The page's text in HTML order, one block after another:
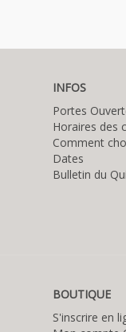
INFOS
Portes
Horaires des
Comment
Dates
Bulletin du
BOUTIQUE
S'inscrire en